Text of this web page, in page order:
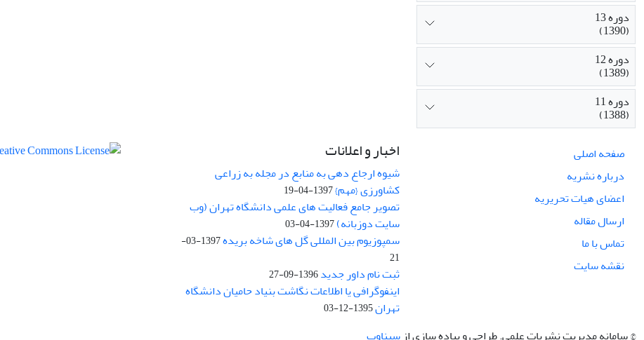
دوره 13
(1390)
دوره 12
(1389)
دوره 11
(1388)
صفحه اصلی
درباره نشریه
اعضای هیات تحریریه
ارسال مقاله
تماس با ما
نقشه سایت
اخبار و اعلانات
شیوه ارجاع دهی به منابع در مجله به زراعی
کشاورزی {مهم}1397-04-19
تصویر جامع فعالیت های علمی دانشگاه تهران (وب
سایت دوزبانه)1397-04-03
سمپوزیوم بین المللی گل های شاخه بریده
1397-03-
21
ثبت نام داور جدید1396-09-27
اینفوگرافی یا اطلاعات نگاشت بنیاد حامیان دانشگاه
تهران1395-12-03
© سامانه مدیریت نشریات علمی.طراحی و پیاده سازی از سیناوب